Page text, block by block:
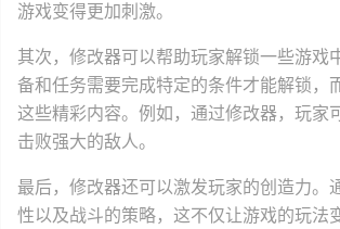
游戏变得更加刺激。
其次，修改器可以帮助玩家解锁一些游
备和任务需要完成特定的条件才能解锁，
这些精彩内容。例如，通过修改器，玩
击败强大的敌人。
最后，修改器还可以激发玩家的创造力
性以及战斗的策略，这不仅让游戏的玩法